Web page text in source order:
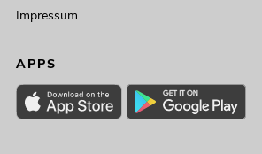
Impressum
APPS